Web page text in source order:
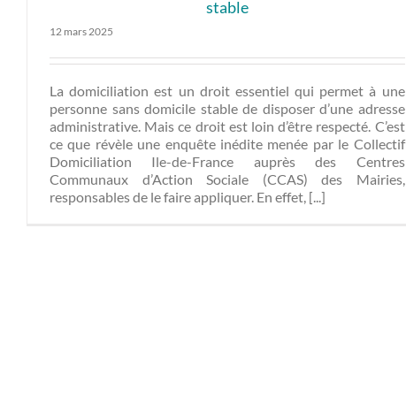
stable
12 mars 2025
La domiciliation est un droit essentiel qui permet à une
personne sans domicile stable de disposer d’une adresse
administrative. Mais ce droit est loin d’être respecté. C’est
ce que révèle une enquête inédite menée par le Collectif
Domiciliation Ile-de-France auprès des Centres
Communaux d’Action Sociale (CCAS) des Mairies,
responsables de le faire appliquer. En effet, [...]